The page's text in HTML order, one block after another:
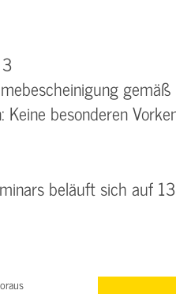
gemäß
Keine besonderen
beläuft sich auf